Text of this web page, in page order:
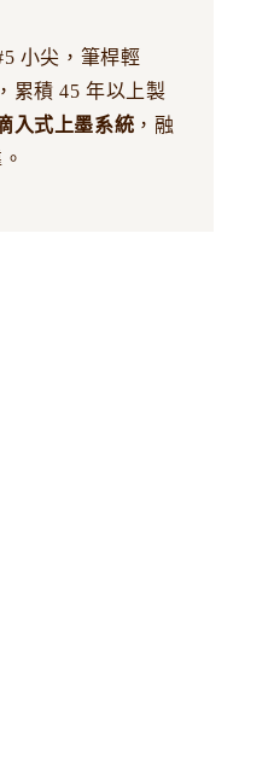
小尖，筆桿輕
累積 45 年以上製
入式上墨系統 ，融